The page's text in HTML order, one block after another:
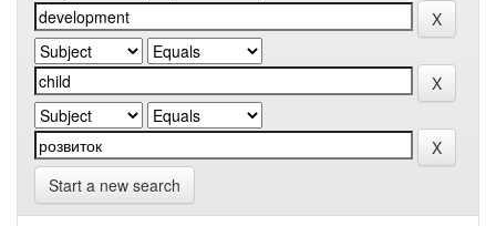
Start a new search